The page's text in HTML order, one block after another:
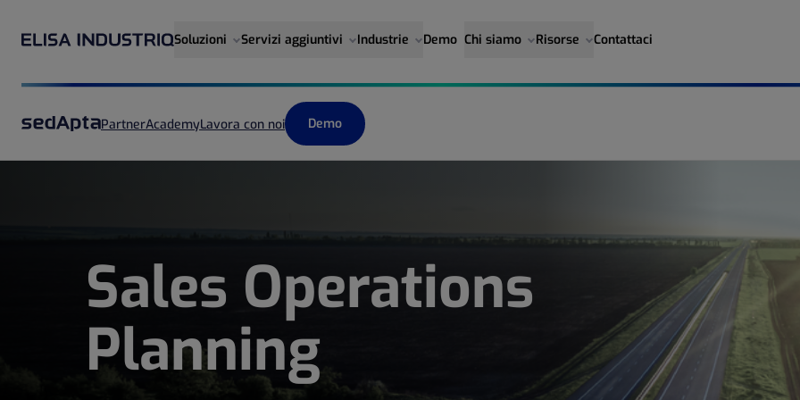
Soluzioni Servizi aggiuntivi Industrie Demo Chi siamo Risorse Contattaci
PartnerAcademyLavora con noi Demo
Sales Operations
Planning